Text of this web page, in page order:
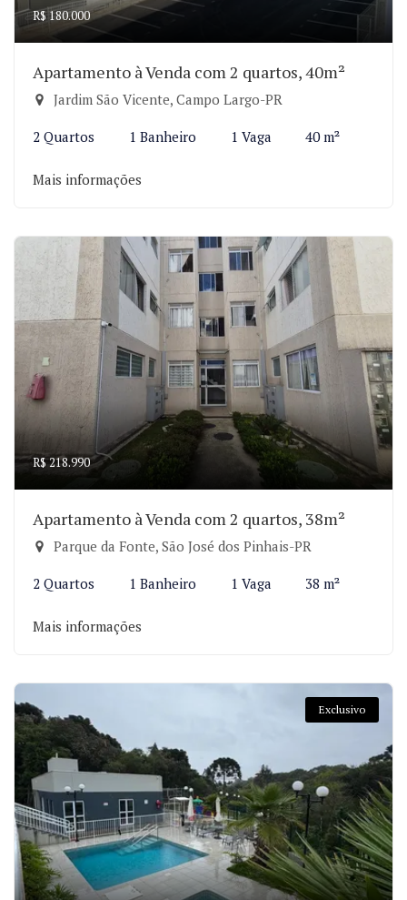
R$ 180.000
Apartamento à Venda com 2 quartos, 40m²
Jardim São Vicente, Campo Largo-PR
2 Quartos 1 Banheiro 1 Vaga 40 m²
Mais informações
R$ 218.990
Apartamento à Venda com 2 quartos, 38m²
Parque da Fonte, São José dos Pinhais-PR
2 Quartos 1 Banheiro 1 Vaga 38 m²
Mais informações
Exclusivo